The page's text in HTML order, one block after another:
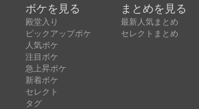
ボケを見る
殿堂入り
ピックアップボケ
人気ボケ
注目ボケ
急上昇ボケ
新着ボケ
セレクト
タグ
まとめを見る
最新人気まとめ
セレクトまとめ